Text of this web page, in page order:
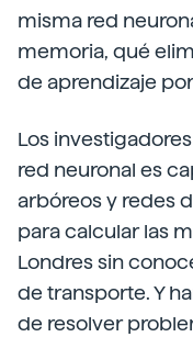
misma red
memoria, qué
de aprendizaje por
Los
red neuronal es
arbóreos y redes
para calcular las
Londres sin
de transporte. Y
de resolver